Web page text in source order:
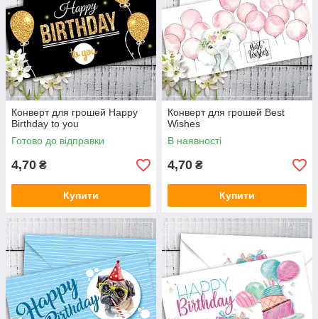
Конверт для грошей Happy
Birthday to you
Готово до відправки
4,70 ₴
Купити
Конверт для грошей Best
Wishes
В наявності
4,70 ₴
Купити